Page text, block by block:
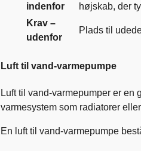
indenfor
højskab, der
Krav –
udenfor
Plads til
Luft til vand-varmepumpe
Luft til vand-varmepumper er
varmesystem som radiatorer
En luft til vand-varmepumpe